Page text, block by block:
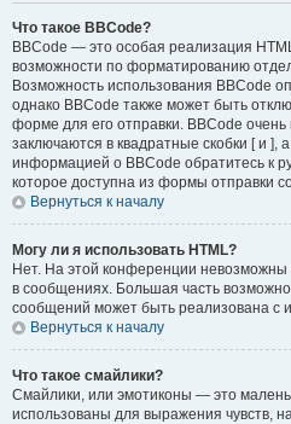
Что такое BBCode?
BBCode — это особая реализация
возможности по форматированию
Возможность использования BBCode
однако BBCode также может быть
форме для его отправки. BBCode
заключаются в квадратные скобки [ и ],
информацией о BBCode обратитесь к
которое доступна из формы отправки
Вернуться к началу
Могу ли я использовать HTML?
Нет. На этой конференции невозможны
в сообщениях. Большая часть
сообщений может быть реализована с
Вернуться к началу
Что такое смайлики?
Смайлики, или эмотиконы — это
использованы для выражения чувств,